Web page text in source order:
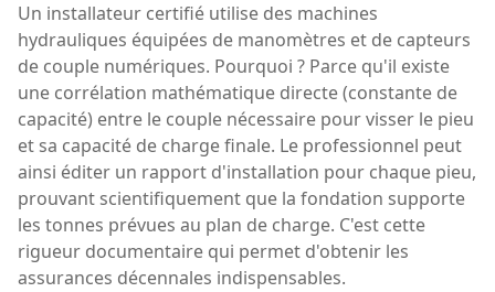
Un installateur certifié utilise des machines
hydrauliques équipées de manomètres et de capteurs
de couple numériques. Pourquoi ? Parce qu'il existe
une corrélation mathématique directe (constante de
capacité) entre le couple nécessaire pour visser le pieu
et sa capacité de charge finale. Le professionnel peut
ainsi éditer un rapport d'installation pour chaque pieu,
prouvant scientifiquement que la fondation supporte
les tonnes prévues au plan de charge. C'est cette
rigueur documentaire qui permet d'obtenir les
assurances décennales indispensables.